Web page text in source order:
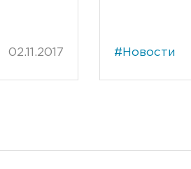
02.11.2017 #Новости